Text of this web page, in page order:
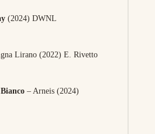
(2024) DWNL
Lirano (2022) E. Rivetto
– Arneis (2024)